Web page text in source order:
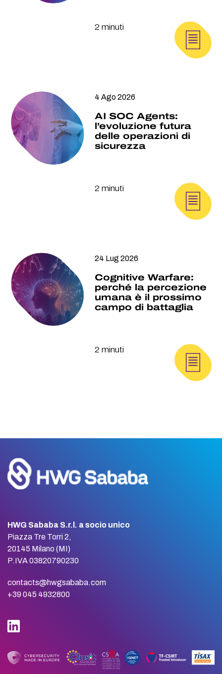
2 minuti
4 Ago 2026
AI SOC Agents:
l’evoluzione futura
delle operazioni di
sicurezza
2 minuti
24 Lug 2026
Cognitive Warfare:
perché la percezione
umana è il prossimo
campo di battaglia
2 minuti
HWG Sababa S.r.l. a socio unico
Piazza Tre Torri 2,
20145 Milano (MI)
P.IVA 03820790230
contacts@hwgsababa.com
+39 045 4932800